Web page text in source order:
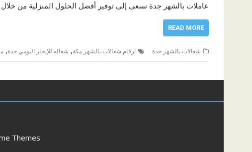
عاملات بالشهر جدة نسعى إلى توفير أفضل الحلول المنزلية من
READ MORE
شغالات بالشهر جدة ارقام شغالات بالشهر مكة, شغاله للإيجار اليومي جدة,
Themes